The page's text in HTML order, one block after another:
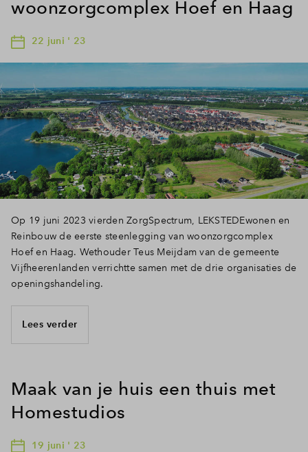
woonzorgcomplex Hoef en Haag
22 juni ' 23
Op 19 juni 2023 vierden ZorgSpectrum, LEKSTEDEwonen en
Reinbouw de eerste steenlegging van woonzorgcomplex
Hoef en Haag. Wethouder Teus Meijdam van de gemeente
Vijfheerenlanden verrichtte samen met de drie organisaties de
openingshandeling.
Lees verder
Maak van je huis een thuis met
Homestudios
19 juni ' 23